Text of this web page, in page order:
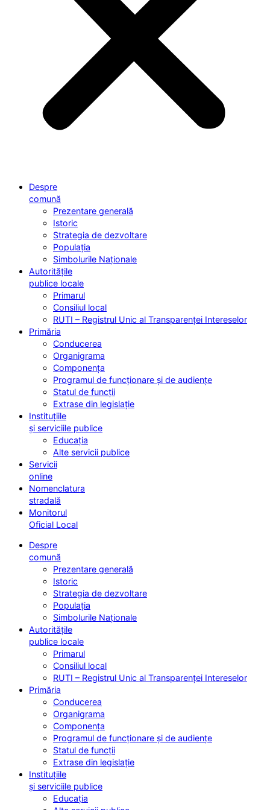
Despre
comună
Prezentare generală
Istoric
Strategia de dezvoltare
Populația
Simbolurile Naționale
Autoritățile
publice locale
Primarul
Consiliul local
RUTI – Registrul Unic al Transparenței Intereselor
Primăria
Conducerea
Organigrama
Componența
Programul de funcționare și de audiențe
Statul de funcții
Extrase din legislație
Instituțiile
și serviciile publice
Educația
Alte servicii publice
Servicii
online
Nomenclatura
stradală
Monitorul
Oficial Local
Despre
comună
Prezentare generală
Istoric
Strategia de dezvoltare
Populația
Simbolurile Naționale
Autoritățile
publice locale
Primarul
Consiliul local
RUTI – Registrul Unic al Transparenței Intereselor
Primăria
Conducerea
Organigrama
Componența
Programul de funcționare și de audiențe
Statul de funcții
Extrase din legislație
Instituțiile
și serviciile publice
Educația